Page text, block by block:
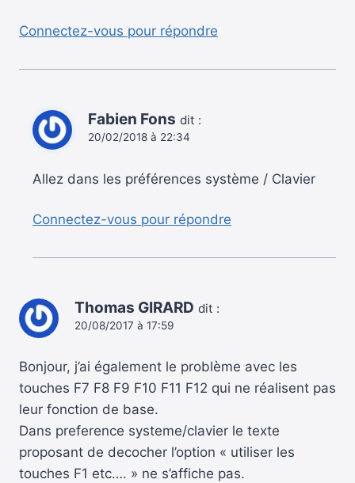
Connectez-vous pour répondre
Fabien Fons dit :
20/02/2018 à 22:34
Allez dans les préférences système / Clavier
Connectez-vous pour répondre
Thomas GIRARD dit :
20/08/2017 à 17:59
Bonjour, j’ai également le problème avec les
touches F7 F8 F9 F10 F11 F12 qui ne réalisent pas
leur fonction de base.
Dans preference systeme/clavier le texte
proposant de decocher l’option « utiliser les
touches F1 etc…. » ne s’affiche pas.